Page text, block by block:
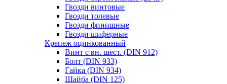
Гвозди винтовые
Гвозди толевые
Гвозди финишные
Гвозди шиферные
Крепеж оцинкованный
Винт с вн. шест. (DIN 912)
Болт (DIN 933)
Гайка (DIN 934)
Шайба (DIN 125)